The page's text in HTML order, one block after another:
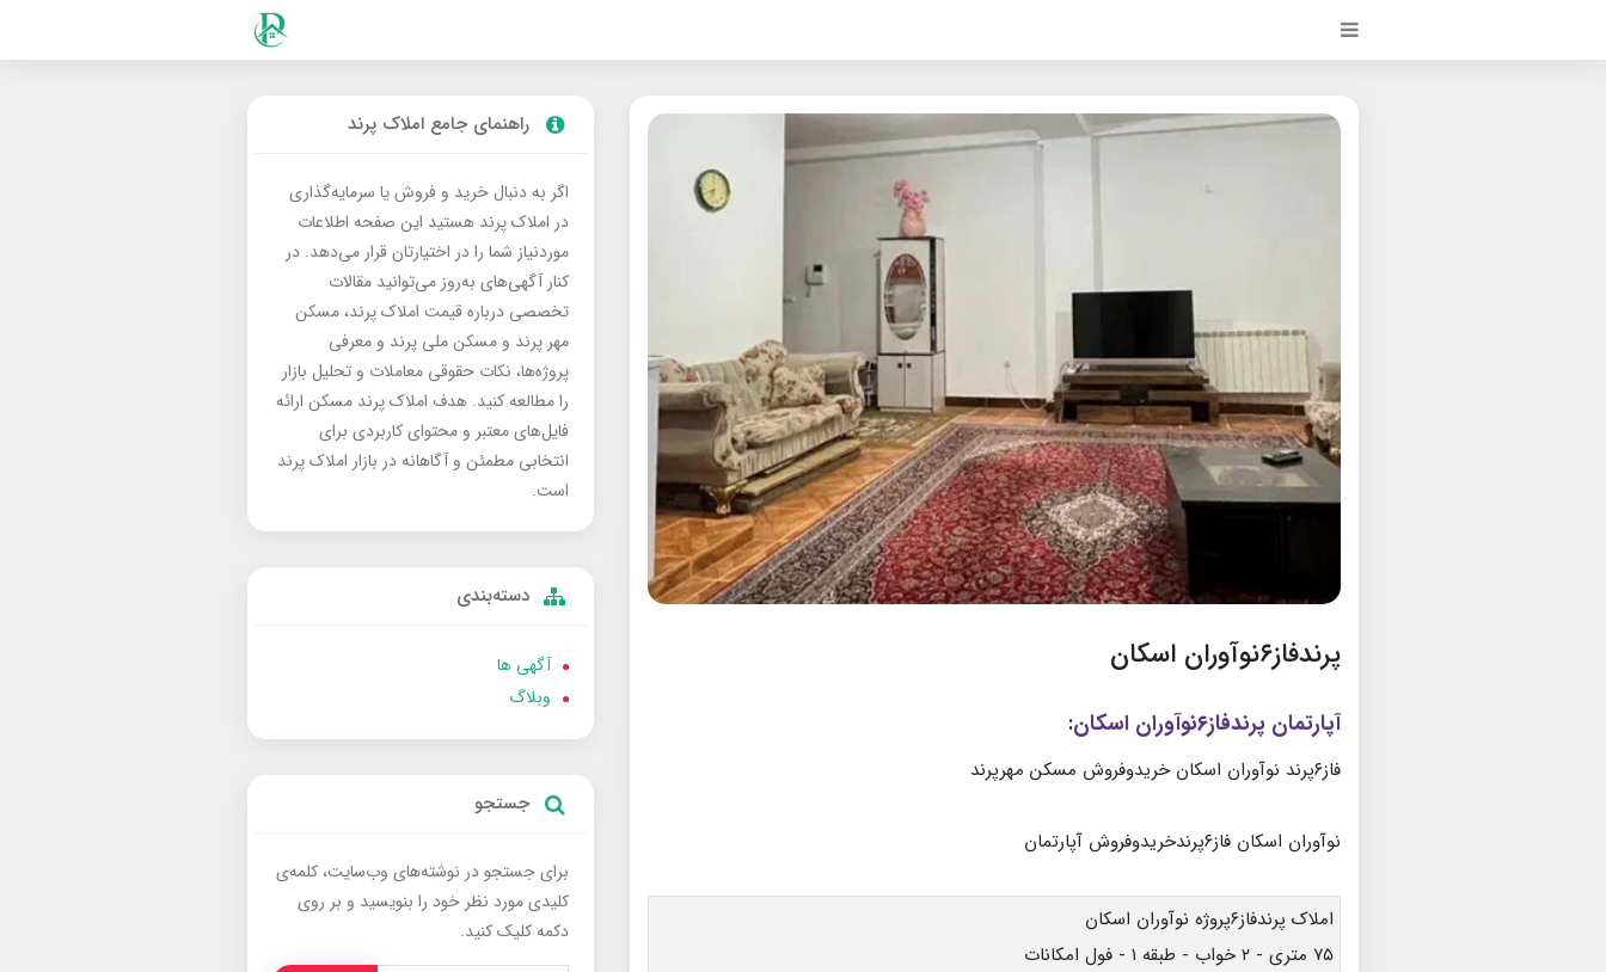
پرندفاز۶نوآوران اسکان
آپارتمان پرندفاز۶نوآوران اسکان :
فاز۶پرند نوآوران اسکان خریدوفروش مسکن مهرپرند
نوآوران اسکان فاز۶پرندخریدوفروش آپارتمان
املاک پرندفاز۶پروژه نوآوران اسکان
۷۵ متری - ۲ خواب - طبقه ۱ - فول امکانات
راهنمای جامع املاک پرند
اگر به دنبال خرید و فروش یا سرمایه‌گذاری
در املاک پرند هستید این صفحه اطلاعات
موردنیاز شما را در اختیارتان قرار می‌دهد. در
کنار آگهی‌های به‌روز می‌توانید مقالات
تخصصی درباره قیمت املاک پرند، مسکن
مهر پرند و مسکن ملی پرند و معرفی
پروژه‌ها، نکات حقوقی معاملات و تحلیل بازار
را مطالعه کنید. هدف املاک پرند مسکن ارائه
فایل‌های معتبر و محتوای کاربردی برای
انتخابی مطمئن و آگاهانه در بازار املاک پرند
است.
دسته‌بندی
آگهی ها
وبلاگ
جستجو
برای جستجو در نوشته‌های وب‌سایت، کلمه‌ی
کلیدی مورد نظر خود را بنویسید و بر روی
دکمه کلیک کنید.